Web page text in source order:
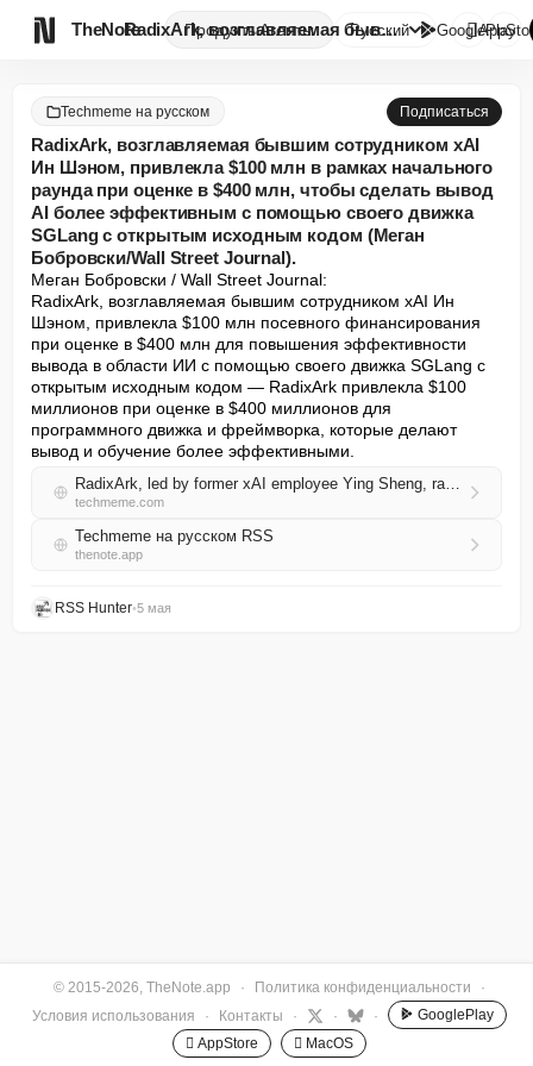
TheNote ПродуктыАгенты RadixArk, возглавляемая бывшим...
Русский GooglePlay

Techmeme на русском Подписаться
RadixArk, возглавляемая бывшим сотрудником xAI
Ин Шэном, привлекла $100 млн в рамках начального
раунда при оценке в $400 млн, чтобы сделать вывод
AI более эффективным с помощью своего движка
SGLang с открытым исходным кодом (Меган
Бобровски/Wall Street Journal).
Меган Бобровски / Wall Street Journal:
RadixArk, возглавляемая бывшим сотрудником xAI Ин
Шэном, привлекла $100 млн посевного финансирования
при оценке в $400 млн для повышения эффективности
вывода в области ИИ с помощью своего движка SGLang с
открытым исходным кодом — RadixArk привлекла $100
миллионов при оценке в $400 миллионов для
программного движка и фреймворка, которые делают
вывод и обучение более эффективными.
RadixArk, led by former xAI employee Ying Sheng, raised a $100M seed at a $400M valuation to make AI inference more efficient via its open-source SGLang engine (Meghan Bobrowsky/Wall Street Journal)
techmeme.com
Techmeme на русском RSS
thenote.app
RSS Hunter•5 мая
© 2015-2026, TheNote.app · Политика конфиденциальности
·
Условия использования
· Контакты · · ·
GooglePlay
 AppStore
 MacOS